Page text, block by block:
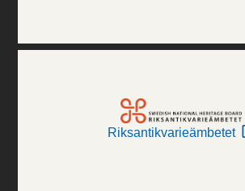
Riksantikvarieämbetet